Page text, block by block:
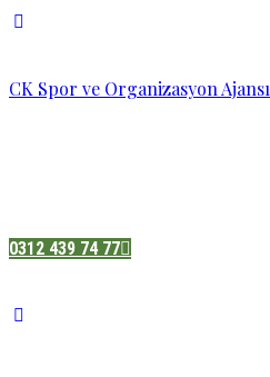
CK Spor ve Organizasyon Ajansı
0312 439 74 77